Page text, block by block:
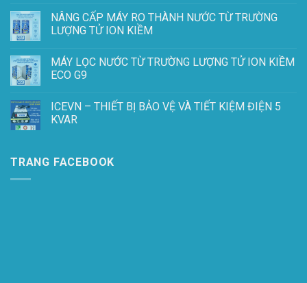
NÂNG CẤP MÁY RO THÀNH NƯỚC TỪ TRƯỜNG
LƯỢNG TỬ ION KIỀM
MÁY LỌC NƯỚC TỪ TRƯỜNG LƯỢNG TỬ ION KIỀM
ECO G9
ICEVN – THIẾT BỊ BẢO VỆ VÀ TIẾT KIỆM ĐIỆN 5
KVAR
TRANG FACEBOOK